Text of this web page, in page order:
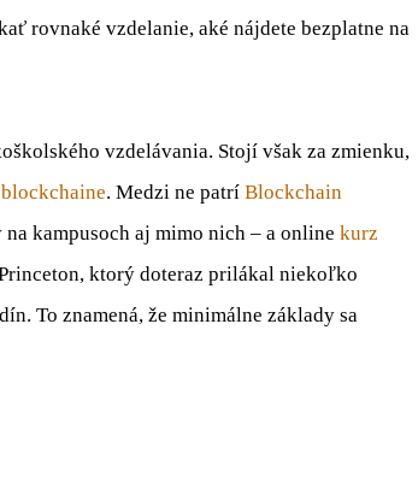
rovnaké vzdelanie, aké nájdete bezplatne na
vzdelávania. Stojí však za zmienku,
blockchaine. Medzi ne patrí Blockchain
kampusoch aj mimo nich – a online kurz
ktorý doteraz prilákal niekoľko
To znamená, že minimálne základy sa